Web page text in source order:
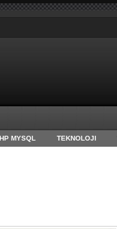
MYSQL TEKNOLOJI